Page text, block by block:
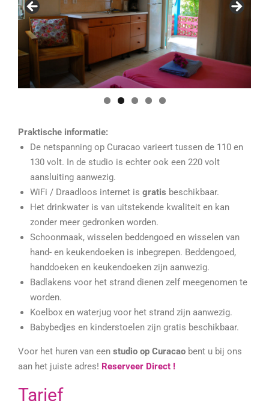
Praktische informatie:
De netspanning op Curacao varieert tussen de 110 en
130 volt. In de studio is echter ook een 220 volt
aansluiting aanwezig.
WiFi / Draadloos internet is gratis beschikbaar.
Het drinkwater is van uitstekende kwaliteit en kan
zonder meer gedronken worden.
Schoonmaak, wisselen beddengoed en wisselen van
hand- en keukendoeken is inbegrepen. Beddengoed,
handdoeken en keukendoeken zijn aanwezig.
Badlakens voor het strand dienen zelf meegenomen te
worden.
Koelbox en waterjug voor het strand zijn aanwezig.
Babybedjes en kinderstoelen zijn gratis beschikbaar.
Voor het huren van een studio op Curacao bent u bij ons
aan het juiste adres! Reserveer Direct !
Tarief